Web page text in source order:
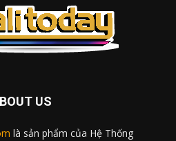
US
là sản phẩm của Hệ Thống